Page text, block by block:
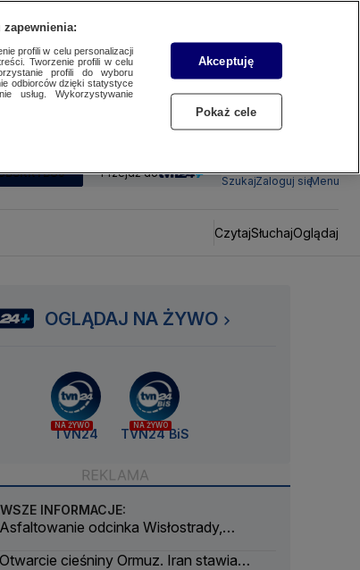
Przejdź do
SzukajZaloguj sięMenu
CzytajSłuchajOglądaj
OGLĄDAJ NA ŻYWO
NA ŻYWO
TVN24
NA ŻYWO
TVN24 BiS
INFORMACJE:
Asfaltowanie odcinka Wisłostrady,
Otwarcie cieśniny Ormuz. Iran stawia
zapewnienia:
profili w celu personalizacji
Tworzenie profili w celu
profili do wyboru
odbiorców dzięki statystyce
usług. Wykorzystywanie
Akceptuję
Pokaż cele